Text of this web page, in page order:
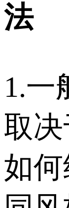
法
1.一
取
如